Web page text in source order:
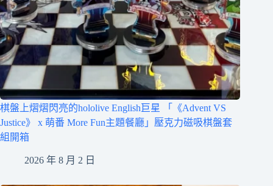
棋盤上熠熠閃亮的hololive English巨星 「《Advent VS
Justice》 x 萌番 More Fun主題餐廳」壓克力磁吸棋盤套
組開箱
2026 年 8 月 2 日